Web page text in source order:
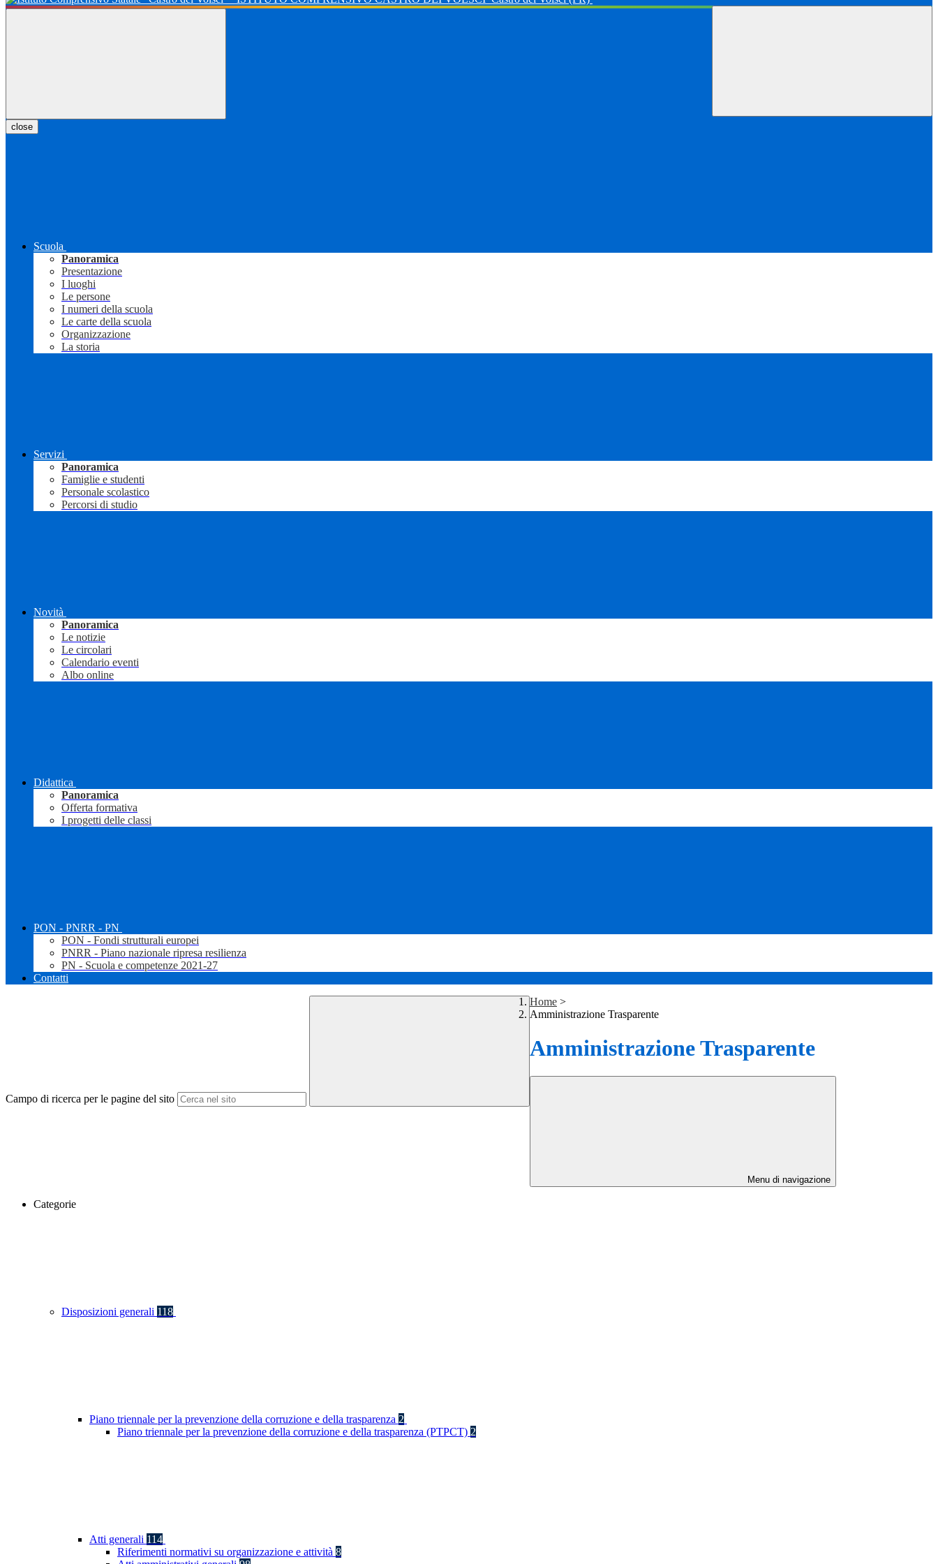
close
Scuola
Panoramica
Presentazione
I luoghi
Le persone
I numeri della scuola
Le carte della scuola
Organizzazione
La storia
Servizi
Panoramica
Famiglie e studenti
Personale scolastico
Percorsi di studio
Novità
Panoramica
Le notizie
Le circolari
Calendario eventi
Albo online
Didattica
Panoramica
Offerta formativa
I progetti delle classi
PON - PNRR - PN
PON - Fondi strutturali europei
PNRR - Piano nazionale ripresa resilienza
PN - Scuola e competenze 2021-27
Contatti
Campo di ricerca per le pagine del sito
Home >
Amministrazione Trasparente
Amministrazione Trasparente
Menu di navigazione
Categorie
Disposizioni generali 118
Piano triennale per la prevenzione della corruzione e della trasparenza 2
Piano triennale per la prevenzione della corruzione e della trasparenza (PTPCT) 2
Atti generali 114
Riferimenti normativi su organizzazione e attività 8